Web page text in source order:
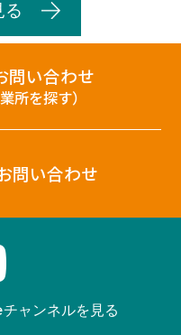
る
問い合わせ
所を探す）
問い合わせ
チャンネルを見る